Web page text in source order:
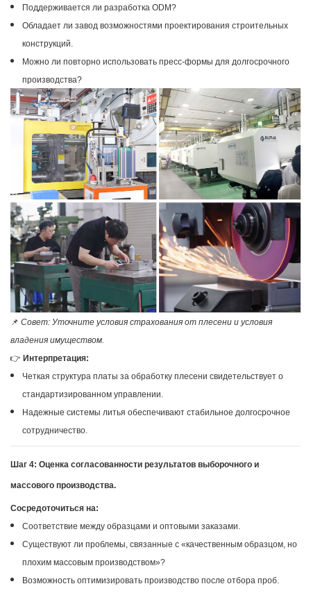
Поддерживается ли разработка ODM?
Обладает ли завод возможностями проектирования строительных
конструкций.
Можно ли повторно использовать пресс-формы для долгосрочного
производства?
📌 Совет: Уточните условия страхования от плесени и условия
владения имуществом.
👉 Интерпретация:
Четкая структура платы за обработку плесени свидетельствует о
стандартизированном управлении.
Надежные системы литья обеспечивают стабильное долгосрочное
сотрудничество.
Шаг 4: Оценка согласованности результатов выборочного и
массового производства.
Сосредоточиться на:
Соответствие между образцами и оптовыми заказами.
Существуют ли проблемы, связанные с «качественным образцом, но
плохим массовым производством»?
Возможность оптимизировать производство после отбора проб.